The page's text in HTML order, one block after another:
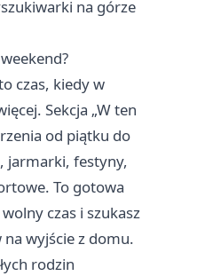
na górze
czas, kiedy w
Sekcja „W ten
od piątku do
jarmarki, festyny,
To gotowa
czas i szukasz
wyjście z domu.
rodzin